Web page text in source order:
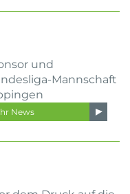
und
Mannschaft
News